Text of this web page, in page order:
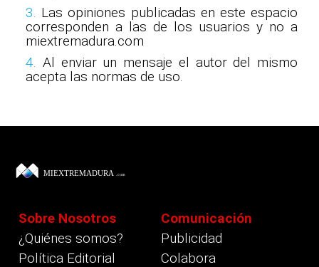
3.
Las opiniones publicadas en este espacio
corresponden a las de los usuarios y no a
miextremadura.com
4.
Al enviar un mensaje el autor del mismo
acepta las normas de uso.
Sobre Nosotros
¿Quiénes somos?
Política Editorial
Comunicación
Publicidad
Colabora